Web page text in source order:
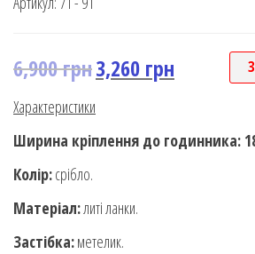
6,900грн3,260 грн
Характеристики
Ширина кріплення до годинника:
Колір:срібло.
Матеріал:литі ланки.
Застібка:метелик.